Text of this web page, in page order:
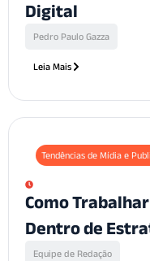
Digital
Pedro Paulo Gazza
Leia Mais
Tendências de Mídia e
Como
Dentro de
Equipe de Redação